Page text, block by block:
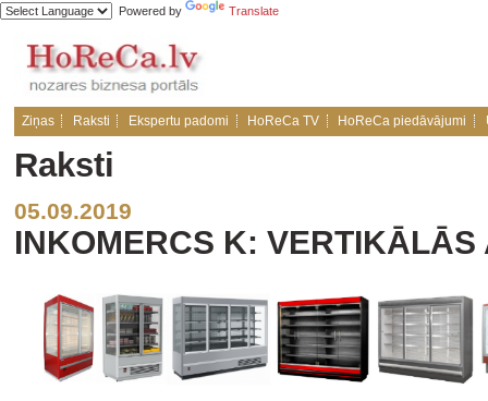
Powered by Translate
Ziņas Raksti Ekspertu padomi HoReCa TV HoReCa piedāvājumi
Raksti
05.09.2019
INKOMERCS K: